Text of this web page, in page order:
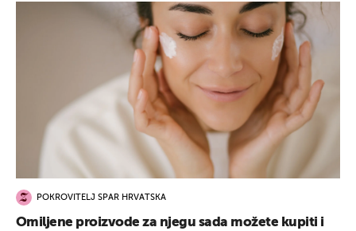
POKROVITELJ SPAR HRVATSKA
Omiljene proizvode za njegu sada možete kupiti i